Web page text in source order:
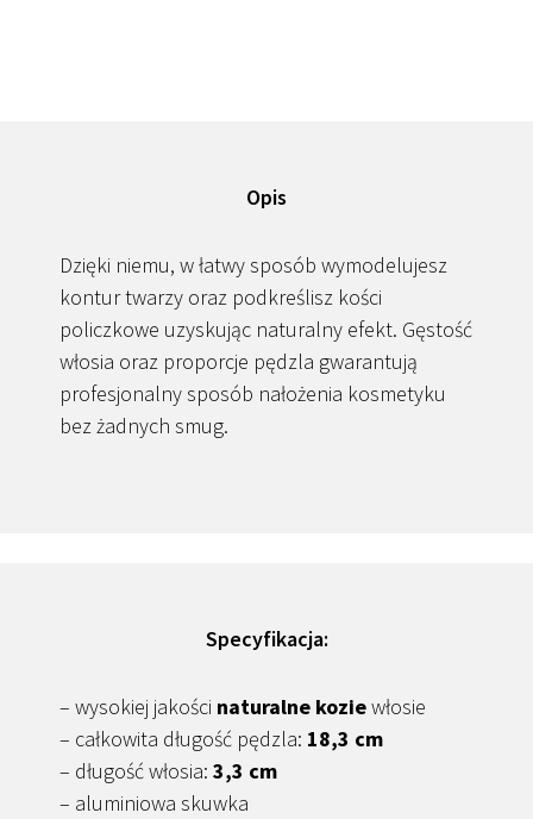
Opis
Dzięki niemu, w łatwy sposób wymodelujesz
kontur twarzy oraz podkreślisz kości
policzkowe uzyskując naturalny efekt. Gęstość
włosia oraz proporcje pędzla gwarantują
profesjonalny sposób nałożenia kosmetyku
bez żadnych smug.
Specyfikacja:
– wysokiej jakości naturalne koziewłosie
– całkowita długość pędzla: 18,3 cm
– długość włosia: 3,3 cm
– aluminiowa skuwka